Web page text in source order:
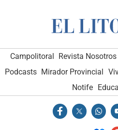
Campolitoral Revista Nosotros
Podcasts Mirador Provincial
Notife